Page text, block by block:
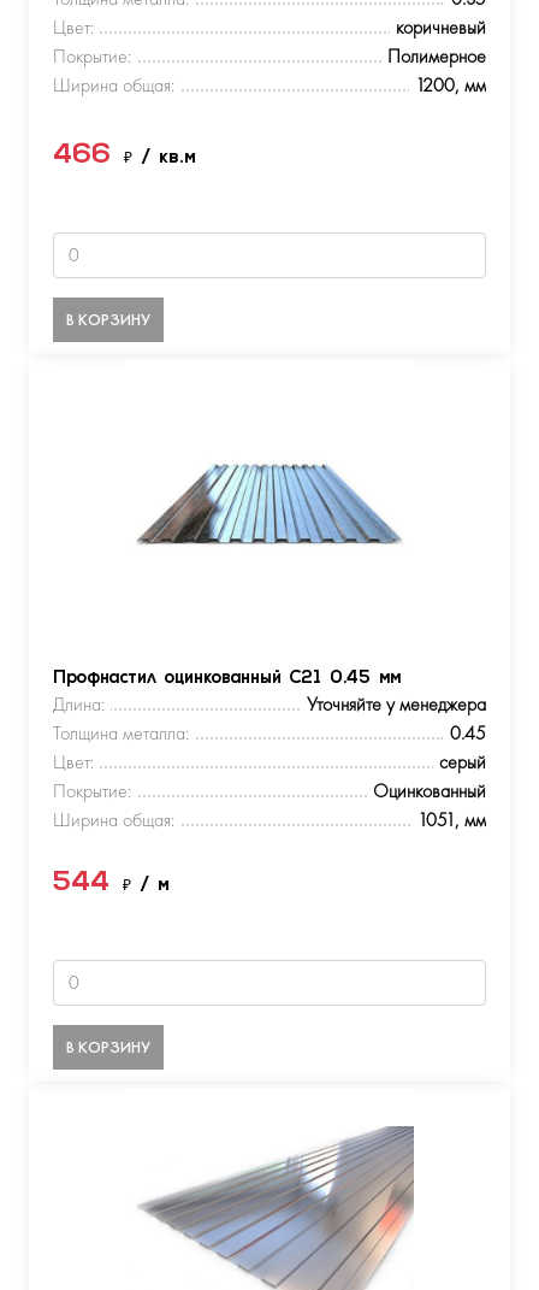
Цвет:
коричневый
Покрытие:
Полимерное
Ширина общая:
1200, мм
466 ₽ / кв.м
В КОРЗИНУ
Профнастил оцинкованный С21 0.45 мм
Длина:
Уточняйте у менеджера
Толщина металла:
0.45
Цвет:
серый
Покрытие:
Оцинкованный
Ширина общая:
1051, мм
544 ₽ / м
В КОРЗИНУ